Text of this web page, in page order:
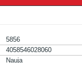
5856
4058546028060
Nauja